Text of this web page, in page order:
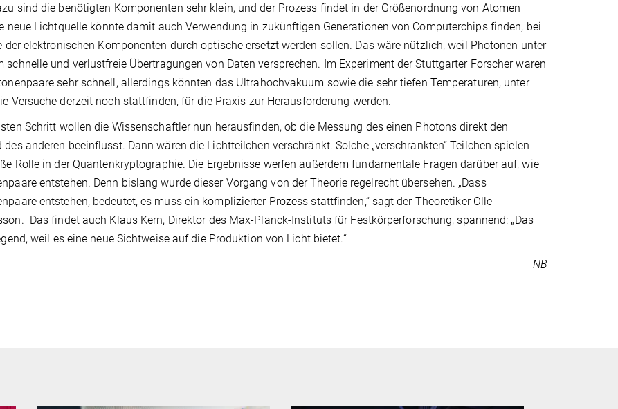
sind die benötigten Komponenten sehr klein, und der Prozess findet in der Größenordnung von Atomen
neue Lichtquelle könnte damit auch Verwendung in zukünftigen Generationen von Computerchips finden, bei
der elektronischen Komponenten durch optische ersetzt werden sollen. Das wäre nützlich, weil Photonen unter
schnelle und verlustfreie Übertragungen von Daten versprechen. Im Experiment der Stuttgarter Forscher waren
sehr schnell, allerdings könnten das Ultrahochvakuum sowie die sehr tiefen Temperaturen, unter
Versuche derzeit noch stattfinden, für die Praxis zur Herausforderung werden.
Schritt wollen die Wissenschaftler nun herausfinden, ob die Messung des einen Photons direkt den
des anderen beeinflusst. Dann wären die Lichtteilchen verschränkt. Solche „verschränkten“ Teilchen spielen
Rolle in der Quantenkryptographie. Die Ergebnisse werfen außerdem fundamentale Fragen darüber auf, wie
entstehen. Denn bislang wurde dieser Vorgang von der Theorie regelrecht übersehen. „Dass
entstehen, bedeutet, es muss ein komplizierter Prozess stattfinden,“ sagt der Theoretiker Olle
Das findet auch Klaus Kern, Direktor des Max-Planck-Instituts für Festkörperforschung, spannend: „Das
weil es eine neue Sichtweise auf die Produktion von Licht bietet.“
NB